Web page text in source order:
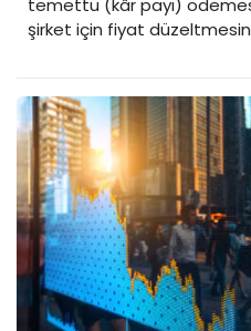
şirket için fiyat